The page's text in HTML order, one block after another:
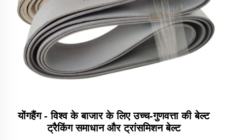
योंगहैंग - विश्व के बाजार के लिए उच्च-गुणवत्ता की बेल्ट
ट्रैकिंग समाधान और ट्रांसमिशन बेल्ट